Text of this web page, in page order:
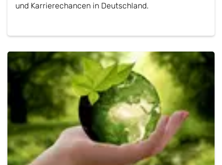
und Karrierechancen in Deutschland.